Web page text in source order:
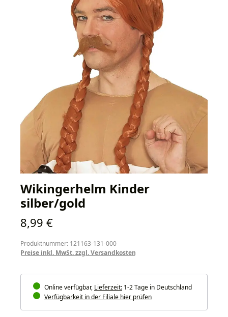
Wikingerhelm Kinder
silber/gold
Regulärer Preis:
8,99 €
Produktnummer: 121163-131-000
Preise inkl. MwSt. zzgl. Versandkosten
Online verfügbar, Lieferzeit: 1-2 Tage in Deutschland
Verfügbarkeit in der Filiale hier prüfen